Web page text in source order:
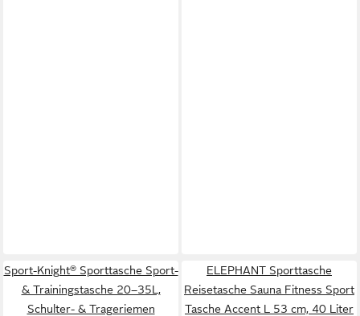
Sport-Knight® Sporttasche Sport-
& Trainingstasche 20–35L,
Schulter- & Trageriemen
ELEPHANT Sporttasche
Reisetasche Sauna Fitness Sport
Tasche Accent L 53 cm, 40 Liter